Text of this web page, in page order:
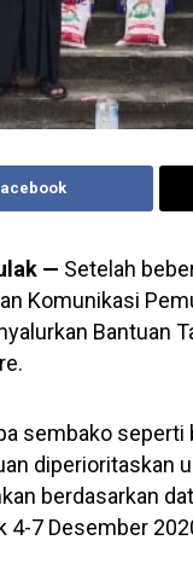
— Setelah
Komunikasi
Bantuan
sembako seperti
diperioritaskan
berdasarkan
4-7 Desember